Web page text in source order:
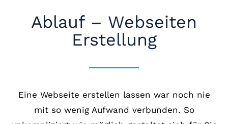
Ablauf – Webseiten
Erstellung
Eine Webseite erstellen lassen war noch nie
mit so wenig Aufwand verbunden. So